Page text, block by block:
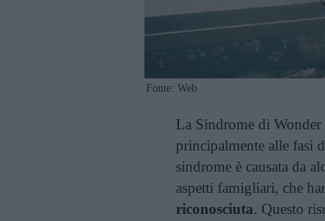
Fonte: Web
La Sindrome di
principalmente alle fasi
sindrome è causata da
aspetti famigliari, che
riconosciuta. Questo